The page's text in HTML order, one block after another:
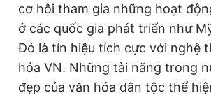
cơ hội tham gia những hoạt
ở các quốc gia phát triển như
Đó là tín hiệu tích cực với nghệ
hóa VN. Những tài năng trong
đẹp của văn hóa dân tộc thể